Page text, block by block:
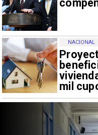
mil
NACIONAL